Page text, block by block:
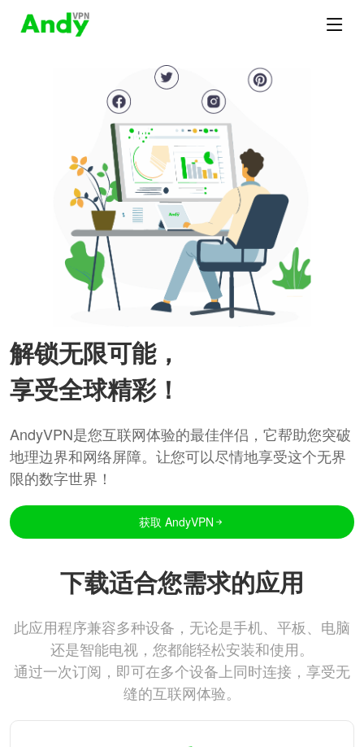
解锁无限可能，
享受全球精彩！
AndyVPN是您互联网体验的最佳伴侣，它帮助您突破
地理边界和网络屏障。让您可以尽情地享受这个无界
限的数字世界！
获取 AndyVPN
下载适合您需求的应用
此应用程序兼容多种设备，无论是手机、平板、电脑
还是智能电视，您都能轻松安装和使用。
通过一次订阅，即可在多个设备上同时连接，享受无
缝的互联网体验。